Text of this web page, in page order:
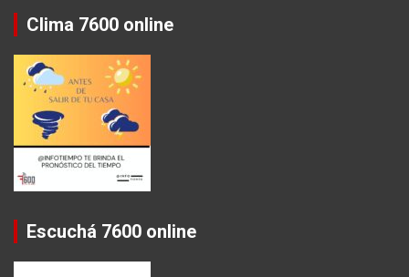
Clima 7600 online
Escuchá 7600 online